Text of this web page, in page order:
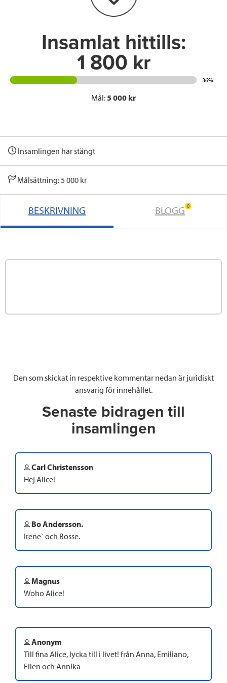
n
Insamlat hittills:
1 800 kr
36%
Mål:5 000 kr
Insamlingen har stängt
Målsättning: 5 000 kr
BESKRIVNING BLOGG 0
Den som skickat in respektive kommentar nedan är juridiskt
ansvarig för innehållet.
Senaste bidragen till
insamlingen
Carl Christensson
Hej Alice!
Bo Andersson.
Irene` och Bosse.
Magnus
Woho Alice!
Anonym
Till fina Alice, lycka till i livet! från Anna, Emiliano,
Ellen och Annika